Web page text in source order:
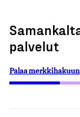
palvelut
Palaa merkkihakuun